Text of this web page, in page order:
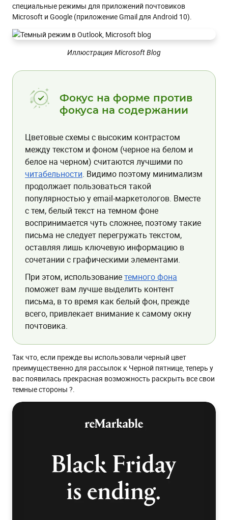
специальные режимы для приложений почтовиков
Microsoft и Google (приложение Gmail для Android 10).
Иллюстрация Microsoft Blog
Фокус на форме против
фокуса на содержании
Цветовые схемы с высоким контрастом
между текстом и фоном (черное на белом и
белое на черном) считаются лучшими по
читабельности. Видимо поэтому минимализм
продолжает пользоваться такой
популярностью у email-маркетологов. Вместе
с тем, белый текст на темном фоне
воспринимается чуть сложнее, поэтому такие
письма не следует перегружать текстом,
оставляя лишь ключевую информацию в
сочетании с графическими элементами.
При этом, использованиетемного фона
поможет вам лучше выделить контент
письма, в то время как белый фон, прежде
всего, привлекает внимание к самому окну
почтовика.
Так что, если прежде вы использовали черный цвет
преимущественно для рассылок к Черной пятнице, теперь у
вас появилась прекрасная возможность раскрыть все свои
темные стороны ?.